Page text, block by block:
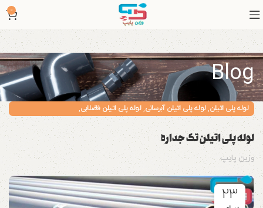
0
Blog
لوله پلی اتیلن,لوله پلی اتیلن آبرسانی,لوله پلی اتیلن فاضلابی,
لوله پلی اتیلن کشاورزی
لوله پلی اتیلن تک جداره
وزین پایپ
23